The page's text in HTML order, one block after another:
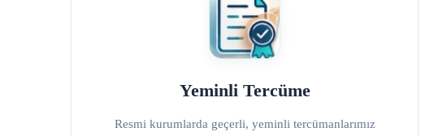
Yeminli Tercüme
Resmi kurumlarda geçerli, yeminli tercümanlarımız